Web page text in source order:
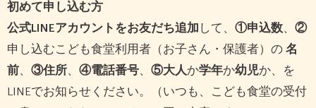
初めて申し込む方
公式LINEアカウントをお友だち追加 して、 ①申込数、 ②
申し込むこども食堂利用者（お子さん・保護者）の 名
前、 ③住所、 ④電話番号、 ⑤大人か学年か幼児か、を
LINEでお知らせください。（いつも、こども食堂の受付